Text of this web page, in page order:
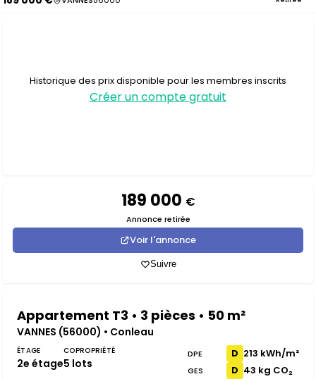
Historique des prix disponible pour les membres inscrits
Créer un compte gratuit
189 000 €
Annonce retirée
Voir l'annonce
Suivre
Appartement T3 • 3 pièces • 50 m²
VANNES (56000) • Conleau
ÉTAGE
2e étage
COPROPRIÉTÉ
5 lots
DPE D 213 kWh/m²
GES D 43 kg CO₂